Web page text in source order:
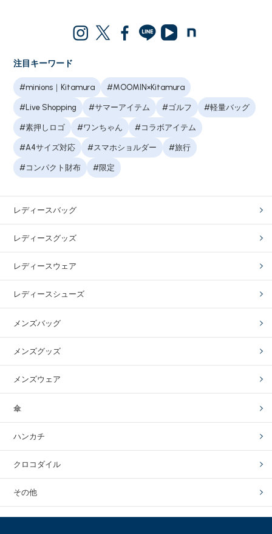
注目キーワード
#minions｜Kitamura #MOOMIN×Kitamura
#Live Shopping #サマーアイテム #ゴルフ #軽量バッグ
#素押しロゴ #ワンちゃん #コラボアイテム
#A4サイズ対応 #スマホショルダー #旅行
#コンパクト財布 #限定
レディースバッグ
レディースグッズ
レディースウェア
レディースシューズ
メンズバッグ
メンズグッズ
メンズウェア
傘
ハンカチ
クロコダイル
その他